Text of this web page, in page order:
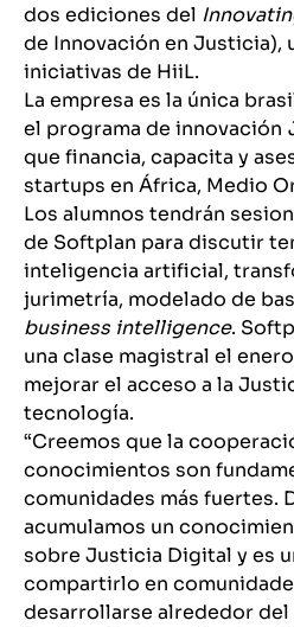
dos ediciones del
de Innovación en Justicia),
iniciativas de HiiL.
La empresa es la única
el programa de innovación
que financia, capacita y
startups en África, Medio
Los alumnos tendrán
de Softplan para discutir
inteligencia artificial,
jurimetría, modelado de
business intelligence.
una clase magistral el
mejorar el acceso a la
tecnología.
“Creemos que la
conocimientos son
comunidades más fuertes.
acumulamos un
sobre Justicia Digital y es
compartirlo en
desarrollarse alrededor del